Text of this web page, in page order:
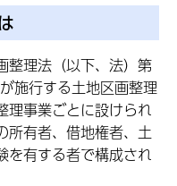
整理法（以下、法）第
施行する土地区画整理
理事業ごとに設けられ
所有者、借地権者、土
を有する者で構成され